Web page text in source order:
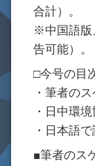
合計）。
※中国語版
告可能）。
□今号の目
・筆者の
・日中環
・日本語
■筆者のス